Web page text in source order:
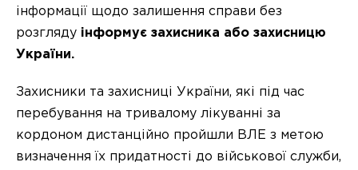
інформації щодо залишення справи без
розгляду інформує захисника або захисницю
України.
Захисники та захисниці України, які під час
перебування на тривалому лікуванні за
кордоном дистанційно пройшли ВЛЕ з метою
визначення їх придатності до військової служби,